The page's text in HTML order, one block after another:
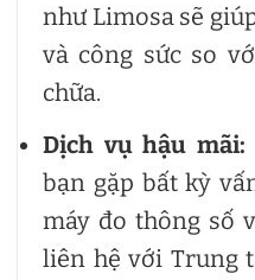
như Limosa sẽ
và công sức so
chữa.
Dịch vụ hậu mãi:
bạn gặp bất kỳ
máy đo thông số
liên hệ với Trung